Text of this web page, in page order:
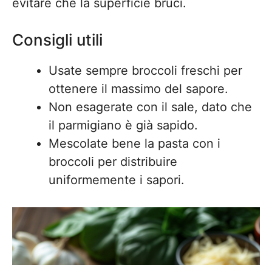
evitare che la superficie bruci.
Consigli utili
Usate sempre broccoli freschi per
ottenere il massimo del sapore.
Non esagerate con il sale, dato che
il parmigiano è già sapido.
Mescolate bene la pasta con i
broccoli per distribuire
uniformemente i sapori.